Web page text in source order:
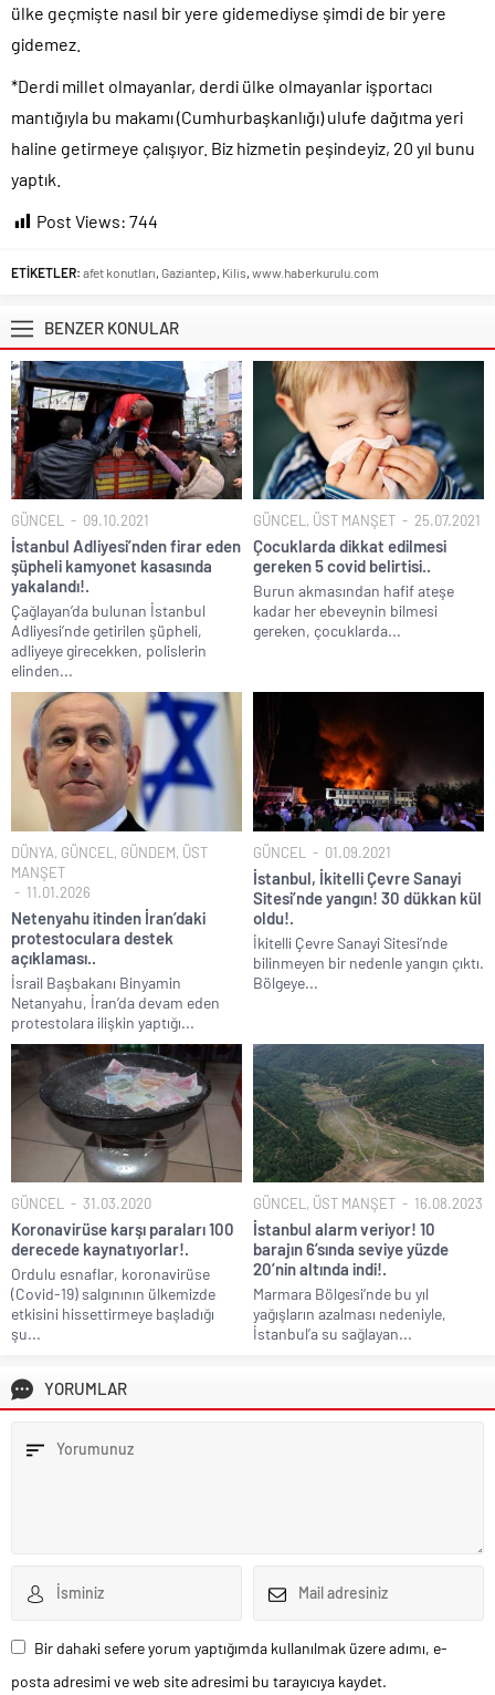
ülke geçmişte nasıl bir yere gidemediyse şimdi de bir yere
gidemez.
*Derdi millet olmayanlar, derdi ülke olmayanlar işportacı
mantığıyla bu makamı (Cumhurbaşkanlığı) ulufe dağıtma yeri
haline getirmeye çalışıyor. Biz hizmetin peşindeyiz, 20 yıl bunu
yaptık.
Post Views: 744
ETİKETLER: afet konutları Gaziantep Kilis www.haberkurulu.com
BENZER KONULAR
GÜNCEL 09.10.2021
İstanbul Adliyesi’nden firar eden
şüpheli kamyonet kasasında
yakalandı!.
Çağlayan’da bulunan İstanbul
Adliyesi’nde getirilen şüpheli,
adliyeye girecekken, polislerin
elinden...
GÜNCEL , ÜST MANŞET 25.07.2021
Çocuklarda dikkat edilmesi
gereken 5 covid belirtisi..
Burun akmasından hafif ateşe
kadar her ebeveynin bilmesi
gereken, çocuklarda...
DÜNYA, GÜNCEL , GÜNDEM, ÜST
MANŞET
11.01.2026
Netenyahu itinden İran’daki
protestoculara destek
açıklaması..
İsrail Başbakanı Binyamin
Netanyahu, İran’da devam eden
protestolara ilişkin yaptığı...
GÜNCEL 01.09.2021
İstanbul, İkitelli Çevre Sanayi
Sitesi’nde yangın! 30 dükkan kül
oldu!.
İkitelli Çevre Sanayi Sitesi’nde
bilinmeyen bir nedenle yangın çıktı.
Bölgeye...
GÜNCEL 31.03.2020
Koronavirüse karşı paraları 100
derecede kaynatıyorlar!.
Ordulu esnaflar, koronavirüse
(Covid-19) salgınının ülkemizde
etkisini hissettirmeye başladığı
şu...
GÜNCEL , ÜST MANŞET 16.08.2023
İstanbul alarm veriyor! 10
barajın 6’sında seviye yüzde
20’nin altında indi!.
Marmara Bölgesi’nde bu yıl
yağışların azalması nedeniyle,
İstanbul’a su sağlayan...
YORUMLAR
Bir dahaki sefere yorum yaptığımda kullanılmak üzere adımı, e-
posta adresimi ve web site adresimi bu tarayıcıya kaydet.